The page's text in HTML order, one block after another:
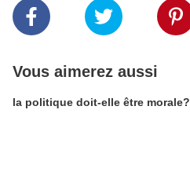
Vous aimerez aussi
la politique doit-elle être morale?